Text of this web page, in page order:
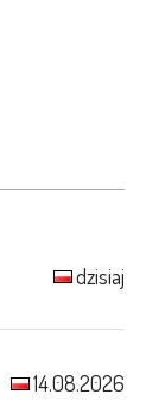
dzisiaj
14.08.2026